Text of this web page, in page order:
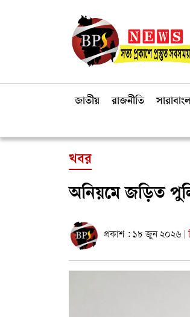
জাতীয় রাজনীতি
খবর
অনিয়মে জড়িত
প্রকাশ : ১৮ জুন ২০২৬